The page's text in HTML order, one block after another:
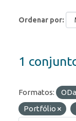
Ordenar por
1
Formatos:
Portfólio